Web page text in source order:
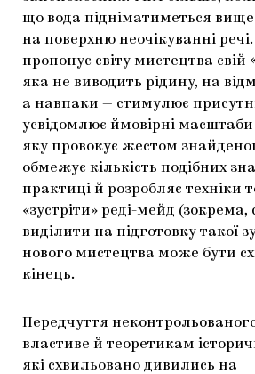
що вода підніматиметься
на поверхню неочікуванні
пропонує світу мистецтва свій
яка не виводить рідину, на
а навпаки — стимулює
усвідомлює ймовірні масштаби
яку провокує жестом
обмежує кількість подібних
практиці й розробляє техніки
«зустріти» реді-мейд (зокрема,
виділити на підготовку такої
нового мистецтва може бути
кінець.
Передчуття
властиве й теоретикам
які схвильовано дивились на